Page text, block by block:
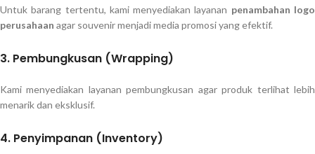
Untuk barang tertentu, kami menyediakan layanan penambahan logo
perusahaan agar souvenir menjadi media promosi yang efektif.
3. Pembungkusan (Wrapping)
Kami menyediakan layanan pembungkusan agar produk terlihat lebih
menarik dan eksklusif.
4. Penyimpanan (Inventory)